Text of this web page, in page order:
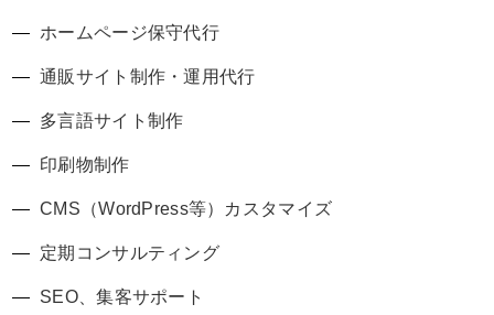
ホームページ保守代行
通販サイト制作・運用代行
多言語サイト制作
印刷物制作
CMS（WordPress等）カスタマイズ
定期コンサルティング
SEO、集客サポート